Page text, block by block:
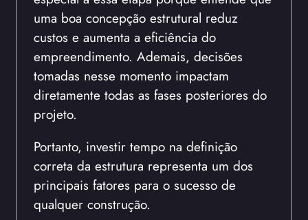
uma boa concepção estrutural reduz
custos e aumenta a eficiência do
empreendimento. Ademais, decisões
tomadas nesse momento impactam
diretamente todas as fases posteriores do
projeto.
Portanto, investir tempo na definição
correta da estrutura representa um dos
principais fatores para o sucesso de
qualquer construção.